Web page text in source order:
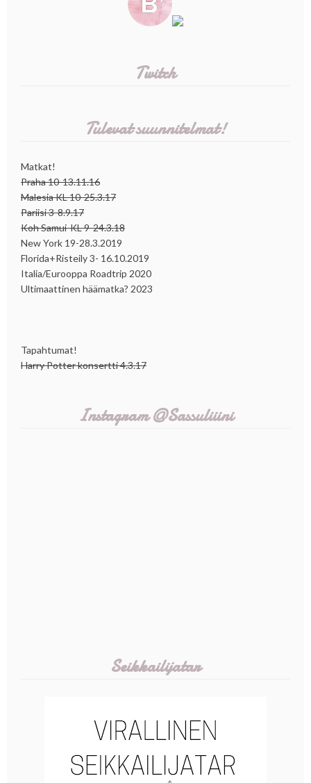
Twitch
Tulevat suunnitelmat!
Matkat!
Praha 10-13.11.16
Malesia KL 10-25.3.17
Pariisi 3-8.9.17
Koh Samui-KL 9-24.3.18
New York 19-28.3.2019
Florida+Risteily 3- 16.10.2019
Italia/Eurooppa Roadtrip 2020
Ultimaattinen häämatka? 2023
Tapahtumat!
Harry Potter konsertti 4.3.17
Instagram @Sassuliiini
Seikkailijatar